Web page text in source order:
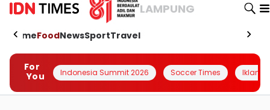
LAMPUNG
HomeFoodNewsSportTravel
For
You
Indonesia Summit 2026 Soccer Times Iklanin